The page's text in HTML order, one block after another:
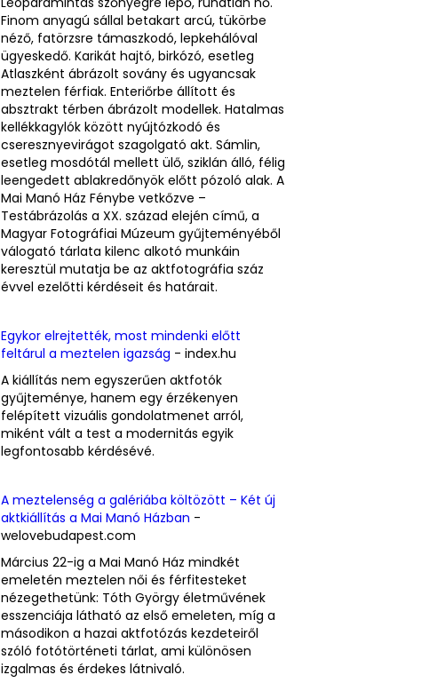
Finom anyagú sállal betakart arcú, tükörbe
néző, fatörzsre támaszkodó, lepkehálóval
ügyeskedő. Karikát hajtó, birkózó, esetleg
Atlaszként ábrázolt sovány és ugyancsak
meztelen férfiak. Enteriőrbe állított és
absztrakt térben ábrázolt modellek. Hatalmas
kellékkagylók között nyújtózkodó és
cseresznyevirágot szagolgató akt. Sámlin,
esetleg mosdótál mellett ülő, sziklán álló, félig
leengedett ablakredőnyök előtt pózoló alak. A
Mai Manó Ház Fénybe vetkőzve –
Testábrázolás a XX. század elején című, a
Magyar Fotográfiai Múzeum gyűjteményéből
válogató tárlata kilenc alkotó munkáin
keresztül mutatja be az aktfotográfia száz
évvel ezelőtti kérdéseit és határait.
Egykor elrejtették, most mindenki előtt
feltárul a meztelen igazság - index.hu
A kiállítás nem egyszerűen aktfotók
gyűjteménye, hanem egy érzékenyen
felépített vizuális gondolatmenet arról,
miként vált a test a modernitás egyik
legfontosabb kérdésévé.
A meztelenség a galériába költözött – Két új
aktkiállítás a Mai Manó Házban -
welovebudapest.com
Március 22-ig a Mai Manó Ház mindkét
emeletén meztelen női és férfitesteket
nézegethetünk: Tóth György életművének
esszenciája látható az első emeleten, míg a
másodikon a hazai aktfotózás kezdeteiről
szóló fotótörténeti tárlat, ami különösen
izgalmas és érdekes látnivaló.